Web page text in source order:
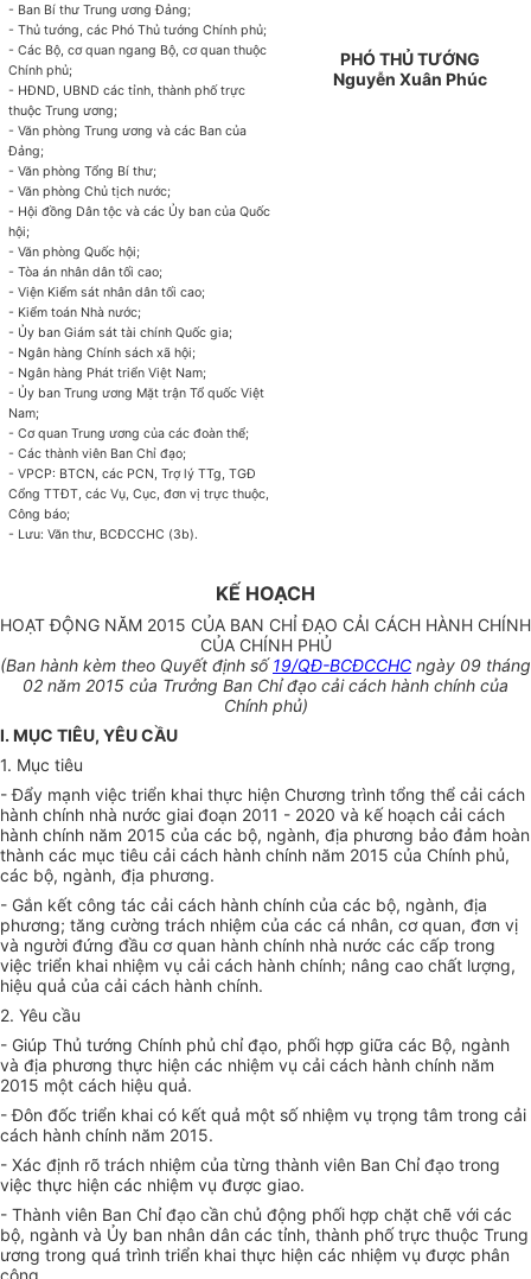
- Ban Bí thư Trung ương Đảng;
- Thủ tướng, các Phó Thủ tướng Chính phủ;
- Các Bộ, cơ quan ngang Bộ, cơ quan thuộc
Chính phủ;
- HĐND, UBND các tỉnh,thành phố trực
thuộc Trung ương;
- Văn phòng Trung ương và các Ban của
Đảng;
- Văn phòngTổng Bí thư;
- Văn phòng Chủ tịch nước;
- Hội đồng Dân tộc và các Ủy ban của Quốc
hội;
- Văn phòng Quốc hội;
- Tòa án nhân dân tối cao;
- Viện Kiểm sát nhân dân tối cao;
- Kiểm toán Nhà nước;
- Ủy ban Giám sát tài chính Quốc gia;
- Ngân hàng Chính sách xã hội;
- Ngân hàng Phát triển Việt Nam;
- Ủy ban Trung ương Mặt trận Tổ quốc Việt
Nam;
- Cơ quan Trung ương của các đoàn thể;
- Các thành viên Ban Chỉ đạo;
- VPCP: BTCN, các PCN, Trợ lý TTg, TGĐ
Cổng TTĐT, các Vụ, Cục, đơn vị trực thuộc,
Công báo;
- Lưu: Văn thư, BCĐCCHC (3b).
PHÓ THỦ TƯỚNG
Nguyễn Xuân Phúc
KẾ HOẠCH
HOẠT ĐỘNG NĂM 2015 CỦA BAN CHỈ ĐẠO CẢI CÁCH HÀNH CHÍNH
CỦA CHÍNH PHỦ
(Ban hành kèm theo Quyết định số19/QĐ-BCĐCCHC ngày 09 tháng
02 năm 2015 của Trưởng Ban Chỉ đạo cải cách hành chính của
Chính phủ)
I. MỤC TIÊU, YÊU CẦU
1. Mục tiêu
- Đẩy mạnh việc triển khai thực hiện Chương trình tổng thể cải cách
hành chính nhà nước giai đoạn 2011 - 2020 và kế hoạch cải cách
hành chính năm 2015 của các bộ, ngành, địa phương bảo đảm hoàn
thành các mục tiêu cải cách hành chính năm 2015 của Chính phủ,
các bộ, ngành, địa phương.
- Gắn kết công tác cải cách hành chính của các bộ, ngành, địa
phương; tăng cường trách nhiệm của các cá nhân, cơ quan, đơn vị
và người đứng đầu cơ quan hành chính nhà nước các cấp trong
việc triển khai nhiệm vụ cải cách hành chính; nâng cao chất lượng,
hiệu quả của cải cách hành chính.
2. Yêu cầu
- Giúp Thủ tướng Chính phủ chỉ đạo, phối hợp giữa các Bộ, ngành
và địa phương thực hiện các nhiệm vụ cải cách hành chính năm
2015 một cách hiệu quả.
- Đôn đốc triển khai có kết quả một số nhiệm vụ trọng tâm trong cải
cách hành chính năm 2015.
- Xác định rõ trách nhiệm của từng thành viên Ban Chỉ đạo trong
việc thực hiện các nhiệm vụ được giao.
- Thành viên Ban Chỉ đạo cần chủ động phối hợp chặt chẽ với các
bộ, ngành và Ủy ban nhân dân các tỉnh, thành phố trực thuộc Trung
ương trong quá trình triển khai thực hiện các nhiệm vụ được phân
công.